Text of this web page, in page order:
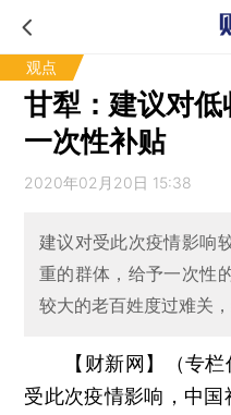
观点
甘犁：建议对
一次性补贴
2020年02月20日 15:38
建议对受此次疫情影响
重的群体，给予一次性
较大的老百姓度过难关
【财新网】（专
受此次疫情影响，中